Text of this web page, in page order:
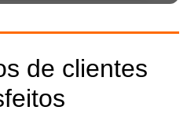
de clientes